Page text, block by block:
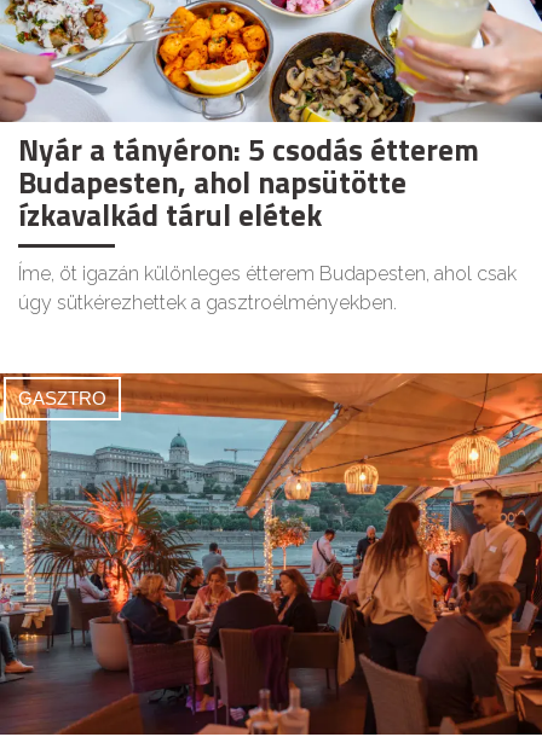
Nyár a tányéron: 5 csodás étterem
Budapesten, ahol napsütötte
ízkavalkád tárul elétek
Íme, öt igazán különleges étterem Budapesten, ahol csak
úgy sütkérezhettek a gasztroélményekben.
GASZTRO